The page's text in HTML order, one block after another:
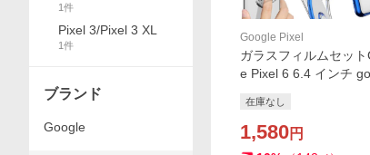
Google Pixel
ガラスフィルムセッ
e Pixel 6 6.4 インチ
ル pixel6 バンカーリン
クリア サイドメッキカ
在庫なし
1,580円
1件
Pixel 3/Pixel 3 XL
1件
ブランド
Google